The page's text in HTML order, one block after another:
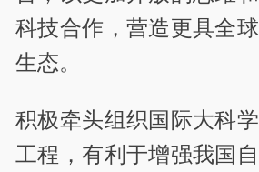
科技合作，营造更具全
生态。
积极牵头组织国际大科
工程，有利于增强我国